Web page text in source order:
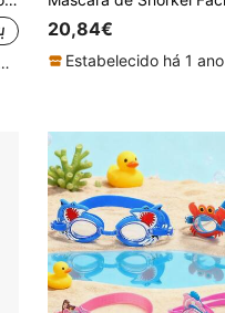
com alta taxa de retorno
20,84€
Estabelecido há 1 ano